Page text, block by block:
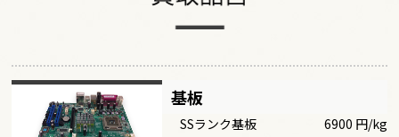
基板
SSランク基板
6900 円/kg